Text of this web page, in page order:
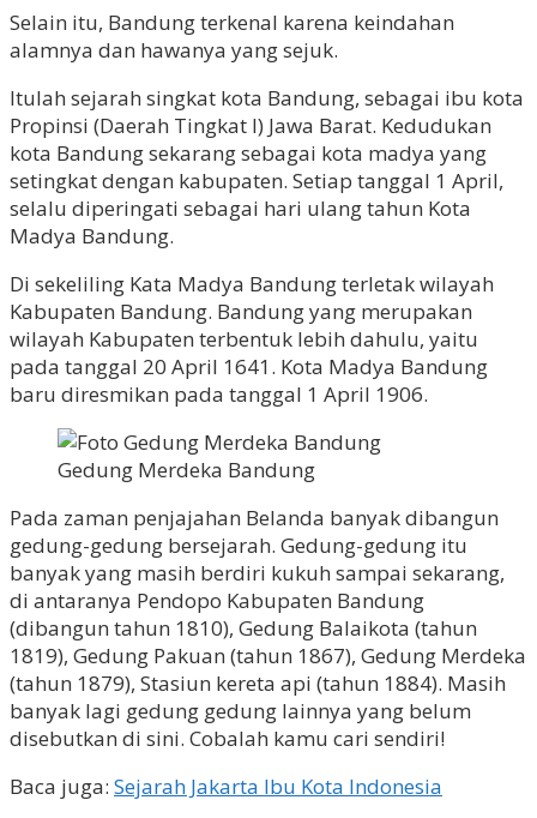
Selain itu, Bandung terkenal karena keindahan
alamnya dan hawanya yang sejuk.
Itulah sejarah singkat kota Bandung, sebagai ibu kota
Propinsi (Daerah Tingkat I) Jawa Barat. Kedudukan
kota Bandung sekarang sebagai kota madya yang
setingkat dengan kabupaten. Setiap tanggal 1 April,
selalu diperingati sebagai hari ulang tahun Kota
Madya Bandung.
Di sekeliling Kata Madya Bandung terletak wilayah
Kabupaten Bandung. Bandung yang merupakan
wilayah Kabupaten terbentuk lebih dahulu, yaitu
pada tanggal 20 April 1641. Kota Madya Bandung
baru diresmikan pada tanggal 1 April 1906.
Gedung Merdeka Bandung
Pada zaman penjajahan Belanda banyak dibangun
gedung-gedung bersejarah. Gedung-gedung itu
banyak yang masih berdiri kukuh sampai sekarang,
di antaranya Pendopo Kabupaten Bandung
(dibangun tahun 1810), Gedung Balaikota (tahun
1819), Gedung Pakuan (tahun 1867), Gedung Merdeka
(tahun 1879), Stasiun kereta api (tahun 1884). Masih
banyak lagi gedung gedung lainnya yang belum
disebutkan di sini. Cobalah kamu cari sendiri!
Baca juga: Sejarah Jakarta Ibu Kota Indonesia